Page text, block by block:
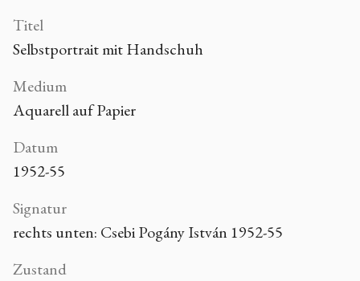
Titel
Selbstportrait mit Handschuh
Medium
Aquarell auf Papier
Datum
1952-55
Signatur
rechts unten: Csebi Pogány István 1952-55
Zustand